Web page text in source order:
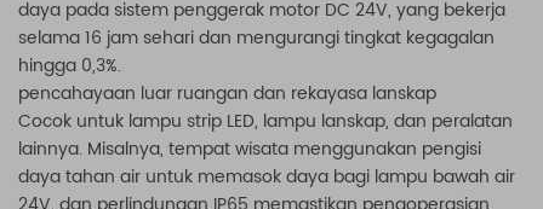
daya pada sistem penggerak motor DC 24V, yang bekerja
selama 16 jam sehari dan mengurangi tingkat kegagalan
hingga 0,3%.
pencahayaan luar ruangan dan rekayasa lanskap
Cocok untuk lampu strip LED, lampu lanskap, dan peralatan
lainnya. Misalnya, tempat wisata menggunakan pengisi
daya tahan air untuk memasok daya bagi lampu bawah air